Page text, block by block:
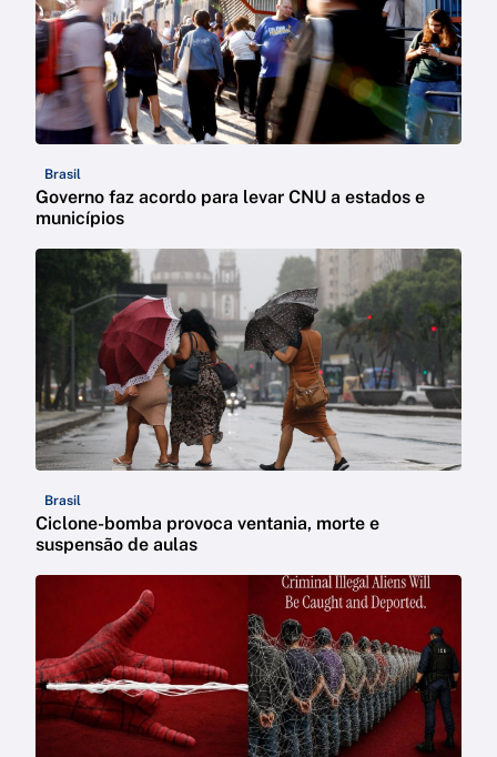
Brasil
Governo faz acordo para levar CNU a estados e
municípios
Brasil
Ciclone-bomba provoca ventania, morte e
suspensão de aulas